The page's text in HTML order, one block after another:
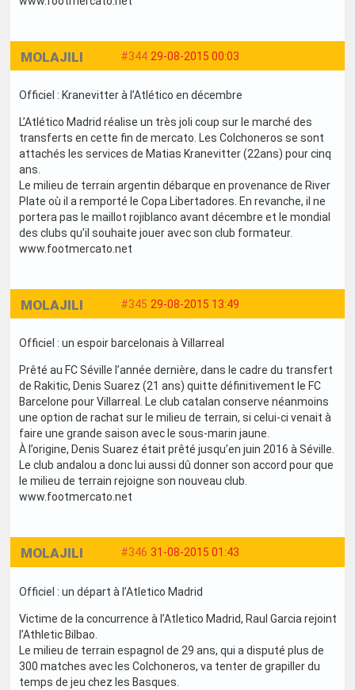
#344 29-08-2015 00:03
MOLAJILI
Officiel : Kranevitter à l’Atlético en décembre
L’Atlético Madrid réalise un très joli coup sur le marché des
transferts en cette fin de mercato. Les Colchoneros se sont
attachés les services de Matias Kranevitter (22ans) pour cinq
ans.
Le milieu de terrain argentin débarque en provenance de River
Plate où il a remporté le Copa Libertadores. En revanche, il ne
portera pas le maillot rojiblanco avant décembre et le mondial
des clubs qu’il souhaite jouer avec son club formateur.
www.footmercato.net
#345 29-08-2015 13:49
MOLAJILI
Officiel : un espoir barcelonais à Villarreal
Prêté au FC Séville l’année dernière, dans le cadre du transfert
de Rakitic, Denis Suarez (21 ans) quitte définitivement le FC
Barcelone pour Villarreal. Le club catalan conserve néanmoins
une option de rachat sur le milieu de terrain, si celui-ci venait à
faire une grande saison avec le sous-marin jaune.
À l’origine, Denis Suarez était prêté jusqu’en juin 2016 à Séville.
Le club andalou a donc lui aussi dû donner son accord pour que
le milieu de terrain rejoigne son nouveau club.
www.footmercato.net
#346 31-08-2015 01:43
MOLAJILI
Officiel : un départ à l’Atletico Madrid
Victime de la concurrence à l’Atletico Madrid, Raul Garcia rejoint
l’Athletic Bilbao.
Le milieu de terrain espagnol de 29 ans, qui a disputé plus de
300 matches avec les Colchoneros, va tenter de grapiller du
temps de jeu chez les Basques.